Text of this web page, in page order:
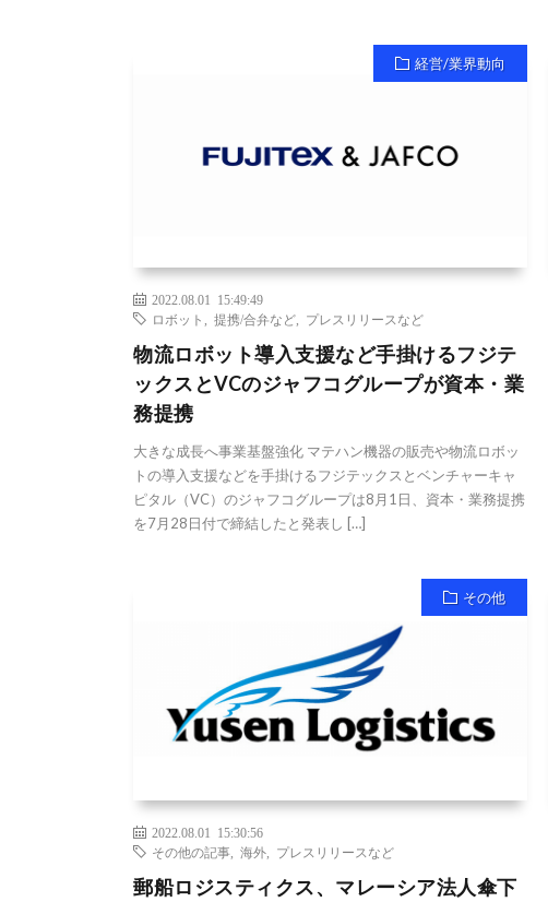
経営/業界動向
2022.08.01 15:49:49
ロボット
提携/合弁など プレスリリースなど
物流ロボット導入支援など手掛けるフジテ
ックスとVCのジャフコグループが資本・業
務提携
大きな成長へ事業基盤強化 マテハン機器の販売や物流ロボッ
トの導入支援などを手掛けるフジテックスとベンチャーキャ
ピタル（VC）のジャフコグループは8月1日、資本・業務提携
を7月28日付で締結したと発表し […]
その他
2022.08.01 15:30:56
その他の記事
海外 プレスリリースなど
郵船ロジスティクス、マレーシア法人傘下